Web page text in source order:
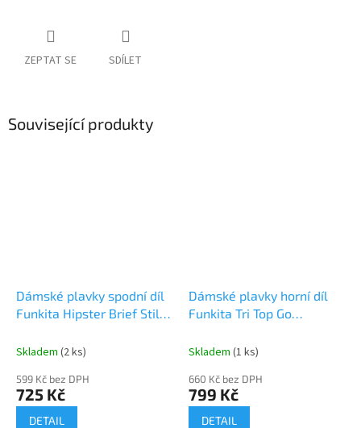
ZEPTAT SE SDÍLET
Související produkty
Dámské plavky spodní díl
Funkita Hipster Brief Still
Skladem (2 ks)
599 Kč bez DPH
725 Kč
DETAIL
Dámské plavky horní díl
Funkita Tri Top Go
Skladem (1 ks)
660 Kč bez DPH
799 Kč
DETAIL